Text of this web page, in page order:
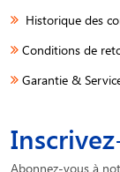
Historique des
Conditions de
Garantie &
Abonnez-vous à